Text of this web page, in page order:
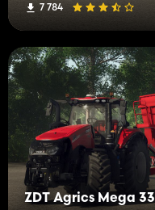
7 784
ZDT Agrics Mega 33